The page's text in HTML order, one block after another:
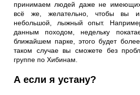
принимаем людей даже не
всё же, желательно, чтобы вы
небольшой, лыжный опыт.
данным походом, недельку
ближайшем парке, этого будет
таком случае вы сможете без
группе по Хибинам.
А если я устану?